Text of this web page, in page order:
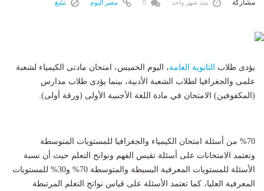
مشاركة منذ شهر واحد مصر اليوم تبليغ
يؤدى طلاب الثانوية العامة، اليوم الخميس، امتحان مادتى الكيمياء لشعبة
علمى والجغرافيا لطلاب الشعبة الأدبية، بينما يؤدى طلاب مدارس
(المكفوفين) الامتحان في مادة اللغة الأجنبية الأولى (ورقة أولى).
%70 من أسئلة امتحان الكيمياء والجغرافيا للمستويات المتوسطة
وتعتمد الامتحانات على أسئلة تقيس الفهم ونوانح التعلم حيث أن نسبة
الأسئلة للمستويات المعرفية البسيطة والمتوسطة 70% و30% للمستويات
المعرفية العليا، كما تعتمد الأسئلة على قياس نواتج التعلم المرتبطة